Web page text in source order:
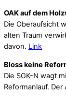
OAK auf dem
Die Oberaufsicht
alten Traum
davon. Link
Bloss keine
Die SGK-N wagt
Reformanlauf.